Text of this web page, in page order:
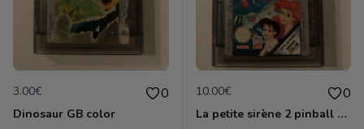
3.00€ 0
Dinosaur GB color
10.00€ 0
La petite sirène 2 pinball GB color